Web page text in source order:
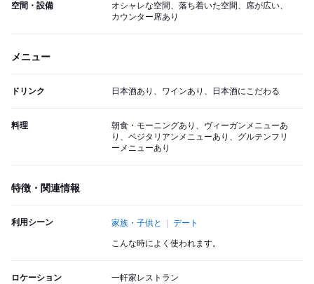
空間・設備
オシャレな空間、落ち着いた空間、席が広い、
カウンター席あり
メニュー
ドリンク 日本酒あり、ワインあり、日本酒にこだわる
料理
朝食・モーニングあり、ヴィーガンメニューあ
り、ベジタリアンメニューあり、グルテンフリ
ーメニューあり
特徴・関連情報
利用シーン 家族・子供と デート
こんな時によく使われます。
ロケーション 一軒家レストラン